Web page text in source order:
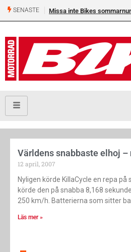
SENASTE Missa inte Bikes
Världens snabbaste elhoj
12 april, 2007
Nyligen körde KillaCycle en repa
körde den på snabba 8,168
250 km/h. Batterierna som sitter
Läs mer »